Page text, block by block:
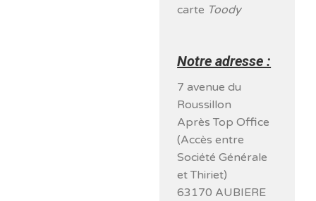
carte Toody
Notre adresse :
7 avenue du
Roussillon
Après Top Office
(Accès entre
Société Générale
et Thiriet)
63170 AUBIERE